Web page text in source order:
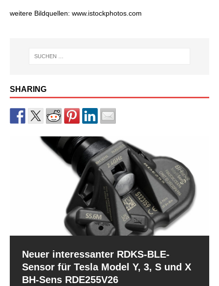
weitere Bildquellen: www.istockphotos.com
SHARING
Neuer interessanter RDKS-BLE-
Sensor für Tesla Model Y, 3, S und X
BH-Sens RDE255V26
Generation für Tesla Model 3 Facelift
und Model Y
Nachdem es mit dem BLE-Sensor der ersten